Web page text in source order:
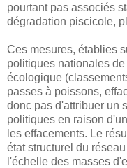
pourtant pas associés
dégradation piscicole,
Ces mesures, établies
politiques nationales
écologique
passes à poissons,
donc pas d'attribuer un
politiques en raison
les effacements. Le
état structurel du
l'échelle des masses